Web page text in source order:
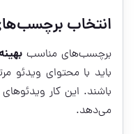
انتخاب
برچسب‌های مناسب
باید با محتوای ویدئو
باشند. این کار
می‌دهد.